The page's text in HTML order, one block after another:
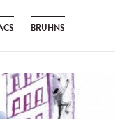
BRUHNS